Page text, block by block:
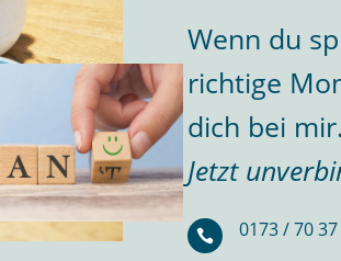
Wenn du
richtige
dich bei mir.
Jetzt
 0173 / 70